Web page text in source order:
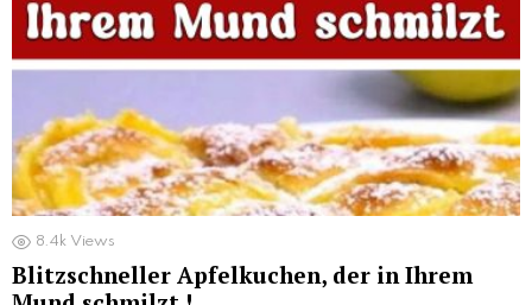
8.4k Views
Blitzschneller Apfelkuchen, der in Ihrem